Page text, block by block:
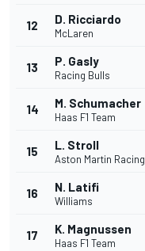
12 D. Ricciardo
McLaren
13 P. Gasly
Racing Bulls
14 M. Schumacher
Haas F1 Team
15 L. Stroll
Aston Martin Racing
16 N. Latifi
Williams
17 K. Magnussen
Haas F1 Team